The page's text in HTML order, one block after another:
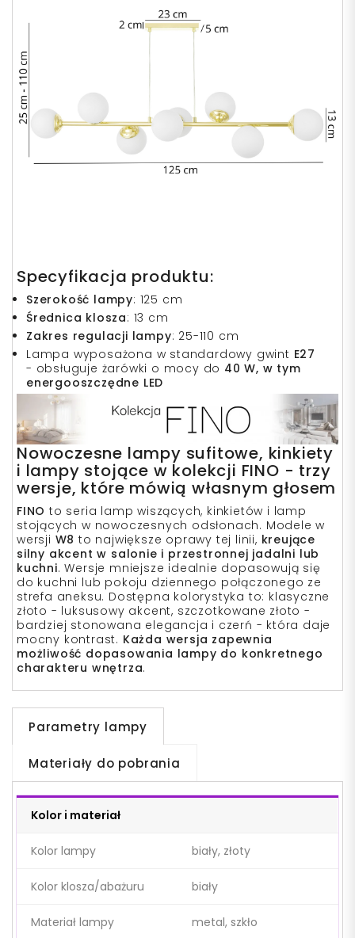
Specyfikacja produktu:
Szerokość lampy: 125 cm
Średnica klosza: 13 cm
Zakres regulacji lampy: 25-110 cm
Lampa wyposażona w standardowy gwint E27
- obsługuje żarówki o mocy do 40 W, w tym
energooszczędne LED
Nowoczesne lampy sufitowe, kinkiety
i lampy stojące w kolekcji FINO - trzy
wersje, które mówią własnym głosem
FINO to seria lamp wiszących, kinkietów i lamp
stojących w nowoczesnych odsłonach. Modele w
wersji W8to największe oprawy tej linii, kreujące
silny akcent w salonie i przestronnej jadalni lub
kuchni. Wersje mniejsze idealnie dopasowują się
do kuchni lub pokoju dziennego połączonego ze
strefa aneksu. Dostępna kolorystyka to: klasyczne
złoto - luksusowy akcent, szczotkowane złoto -
bardziej stonowana elegancja i czerń - która daje
mocny kontrast. Każda wersja zapewnia
możliwość dopasowania lampy do konkretnego
charakteru wnętrza.
Parametry lampy
Materiały do pobrania
Kolor i materiał
Kolor lampy biały, złoty
Kolor klosza/abażuru biały
Materiał lampy metal, szkło